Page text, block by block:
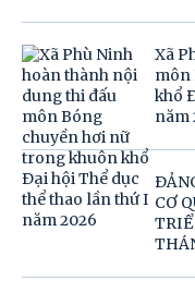
Xã
môn
khổ
năm
CƠ